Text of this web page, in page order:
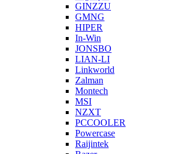
GINZZU
GMNG
HIPER
In-Win
JONSBO
LIAN-LI
Linkworld
Zalman
Montech
MSI
NZXT
PCCOOLER
Powercase
Raijintek